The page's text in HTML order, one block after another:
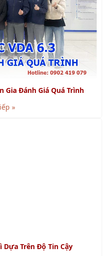
Gia Đánh Giá Quá Trình
»
Dựa Trên Độ Tin Cậy